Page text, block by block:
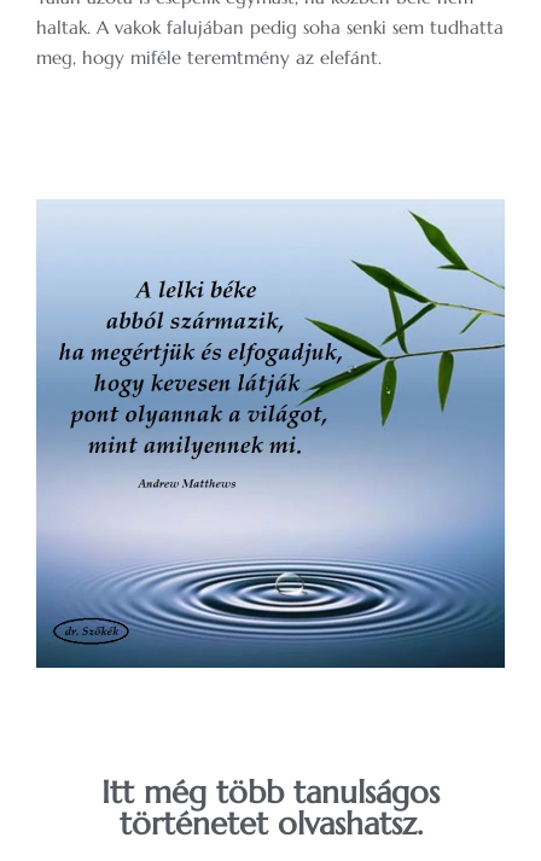
haltak. A vakok falujában pedig soha senki sem tudhatta
meg, hogy miféle teremtmény az elefánt.
Itt még több tanulságos
történetet olvashatsz.